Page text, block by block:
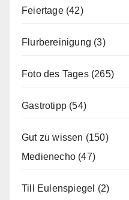
Feiertage(42)
Flurbereinigung (3)
Foto des Tages(265)
Gastrotipp (54)
Gut zu wissen (150)
Medienecho (47)
Till Eulenspiegel (2)